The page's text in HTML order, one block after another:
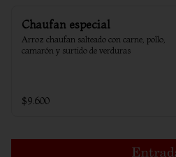
Chaufan especial
Arroz chaufan salteado con carne, pollo,
camarón y surtido de verduras
$9.600